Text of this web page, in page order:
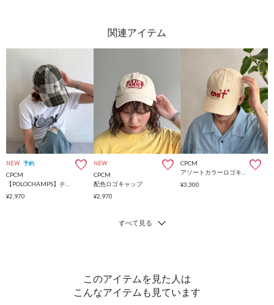
NEW 予約
CPCM
¥2,970
NEW
CPCM
配色ロゴキャップ
¥2,970
CPCM
¥3,300
このアイテムを見た人は
こんなアイテムも見ています